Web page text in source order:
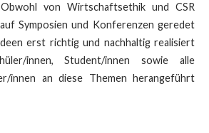
von Wirtschaftsethik und CSR
Symposien und Konferenzen geredet
erst richtig und nachhaltig realisiert
innen, Student/innen sowie alle
innen an diese Themen herangeführt